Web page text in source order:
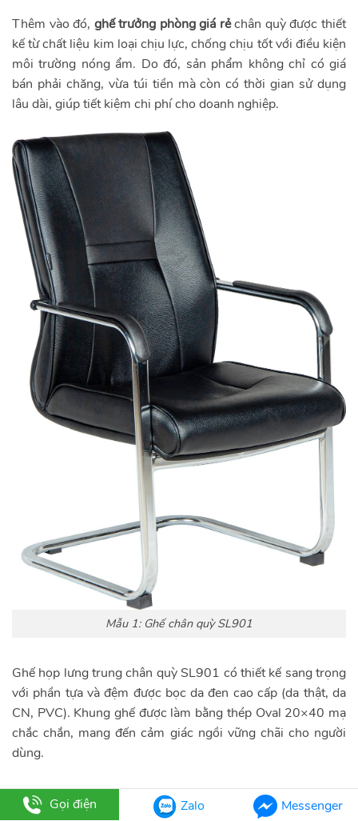
Thêm vào đó, ghế trưởng phòng giá rẻchân quỳ được thiết
kế từ chất liệu kim loại chịu lực, chống chịu tốt với điều kiện
môi trường nóng ẩm. Do đó, sản phẩm không chỉ có giá
bán phải chăng, vừa túi tiền mà còn có thời gian sử dụng
lâu dài, giúp tiết kiệm chi phí cho doanh nghiệp.
Mẫu 1: Ghế chân quỳ SL901
Ghế họp lưng trung chân quỳ SL901 có thiết kế sang trọng
với phần tựa và đệm được bọc da đen cao cấp (da thật, da
CN, PVC). Khung ghế được làm bằng thép Oval 20×40 mạ
chắc chắn, mang đến cảm giác ngồi vững chãi cho người
dùng.
Gọi điện Zalo Messenger